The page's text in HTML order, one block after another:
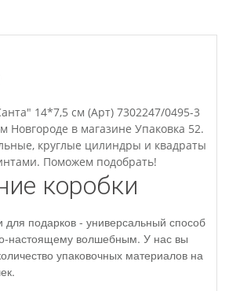
14*7,5 см (Арт) 7302247/0495-3
Новгороде в магазине Упаковка 52.
круглые цилиндры и квадраты
Поможем подобрать!
коробки
для подарков - универсальный способ
настоящему волшебным. У нас вы
упаковочных материалов на